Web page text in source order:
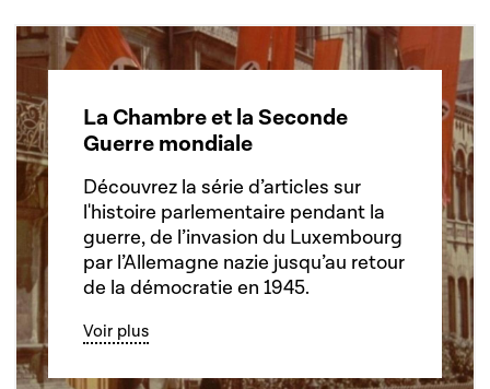
La Chambre et la Seconde
Guerre mondiale
Découvrez la série d’articles sur
l'histoire parlementaire pendant la
guerre, de l’invasion du Luxembourg
par l’Allemagne nazie jusqu’au retour
de la démocratie en 1945.
Voir plus